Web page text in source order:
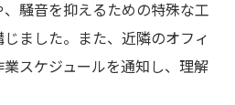
騒音を抑えるための特殊な工
ました。また、近隣のオフィ
スケジュールを通知し、理解